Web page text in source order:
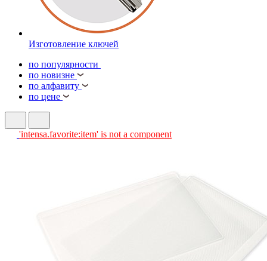
Изготовление ключей
по популярности
по новизне
по алфавиту
по цене
'intensa.favorite:item' is not a component